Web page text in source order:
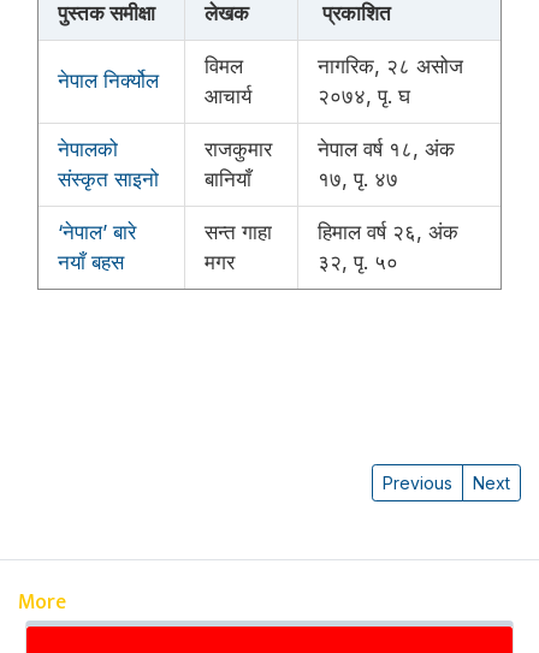
पुस्तक समीक्षा लेखक प्रकाशित
नेपाल निर्क्योल
विमल
आचार्य
नागरिक, २८ असोज
२०७४, पृ‍. घ
नेपालको
संस्कृत साइनो
राजकुमार
बानियाँ
नेपाल वर्ष १८, अंक
१७, पृ. ४७
‘नेपाल’ बारे
नयाँ बहस
सन्त गाहा
मगर
हिमाल वर्ष २६, अंक
३२, पृ‍. ५०
Previous Next
More